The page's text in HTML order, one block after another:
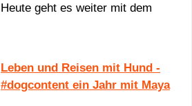
Heute geht es weiter mit dem
Leben und Reisen mit Hund -
#dogcontent ein Jahr mit Maya